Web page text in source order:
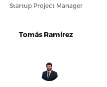
Startup Project Manager
Tomás Ramírez